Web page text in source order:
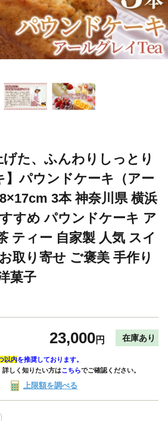
げた、ふんわりしっとり
】パウンドケーキ（アー
3本 神奈川県 横浜
すめ パウンドケーキ ア
ティー 自家製 人気 スイ
取り寄せ ご褒美 手作り
菓子
23,000円 在庫あり
以内を推奨しております。
詳しく知りたい方はこちらでご確認ください。
上限額を調べる